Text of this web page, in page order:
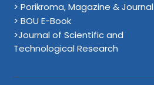
> Porikroma, Magazine & Journal
> BOU E-Book
>Journal of Scientific and
Technological Research